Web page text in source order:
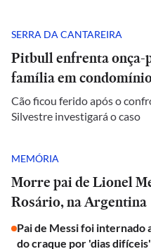
SERRA DA CANTAREIRA
Pitbull enfrenta
família em
Cão ficou ferido após o
Silvestre investigará o caso
MEMÓRIA
Morre pai de Lionel
Rosário, na Argentina
Pai de Messi foi internado
do craque por 'dias difíceis'